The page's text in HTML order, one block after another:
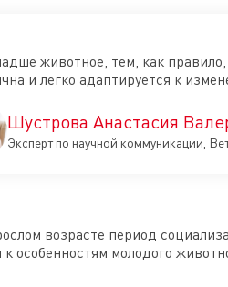
животное, тем, как правило,
и легко адаптируется к
Шустрова Анастасия
Эксперт по научной коммуникации,
возрасте период
особенностям молодого